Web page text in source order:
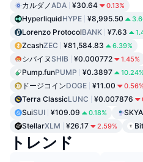
カルダノADA ¥30.64 0.13%
HyperliquidHYPE ¥8,995.50
Lorenzo ProtocolBANK ¥7.63
ZcashZEC ¥81,584.83 6.39%
シバイヌ SHIB ¥0.000772 1.45%
Pump.funPUMP ¥0.3897
ドージコインDOGE ¥11.00
Terra ClassicLUNC ¥0.007876
SuiSUI ¥109.09 0.18%
StellarXLM ¥26.17 2.59%
トレンド